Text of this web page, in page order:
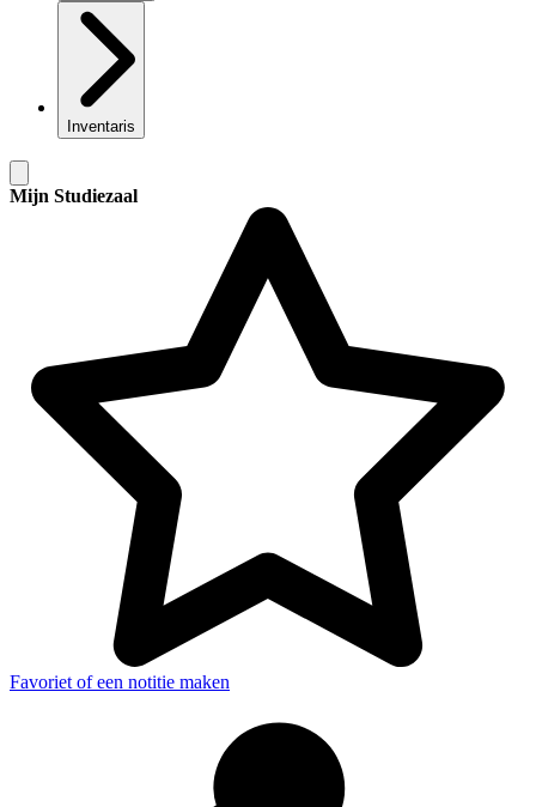
Inventaris
Mijn Studiezaal
Favoriet of een notitie maken